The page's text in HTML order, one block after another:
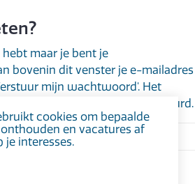
maar je bent je
bovenin dit venster je e-mailadres
mijn wachtwoord'. Het
e-mail adres worden gestuurd.
cookies om bepaalde
en vacatures af
je interesses.